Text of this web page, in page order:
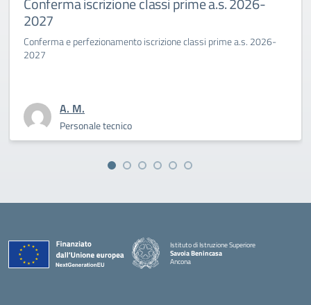
2027
Conferma e perfezionamento iscrizione classi prime a.s. 2026-
2027
A. M.
Personale tecnico
Istituto di Istruzione Superiore
Savoia Benincasa
Ancona